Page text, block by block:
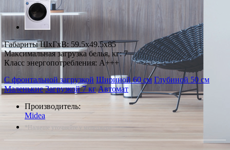
Габариты ШxГxВ: 59.5x49.5x85
Максимальная загрузка белья, кг: 7
Класс энергопотребления: A+++
С фронтальной загрузкой Шириной 60 см Глубиной 50 см
Маленькие Загрузкой 7 кг Автомат
Производитель:
Midea
*Наличие уточняйте у менеджера